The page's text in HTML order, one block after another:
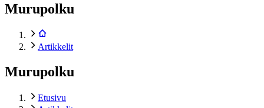
Murupolku
Artikkelit
Murupolku
Etusivu